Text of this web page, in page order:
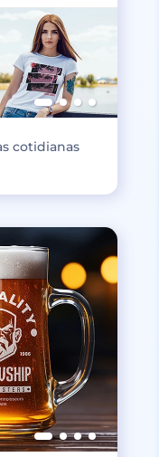
cotidianas